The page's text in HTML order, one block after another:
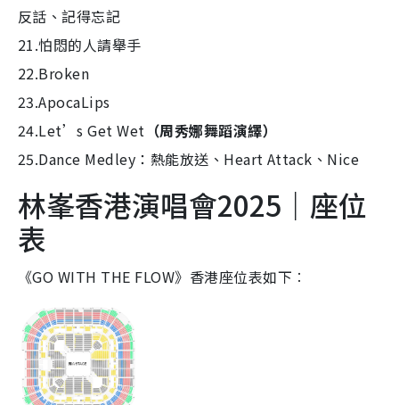
反話、記得忘記
21.怕悶的人請舉手
22.Broken
23.ApocaLips
24.Let’s Get Wet （周秀娜舞蹈演繹）
25.Dance Medley：熱能放送、Heart Attack、Nice
林峯香港演唱會2025｜座位
表
《GO WITH THE FLOW》香港座位表如下︰